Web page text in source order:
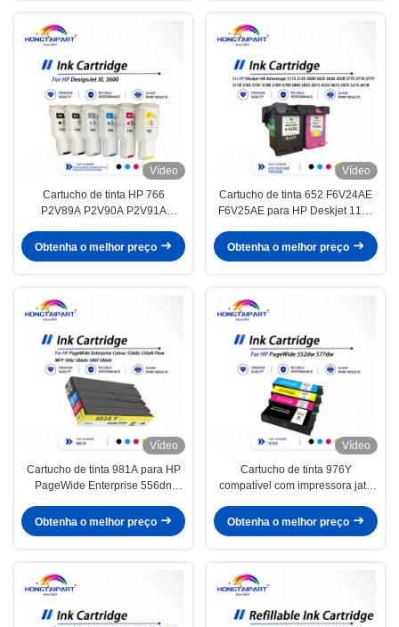
Vídeo
Cartucho de tinta HP 766
P2V89A P2V90A P2V91A
XL 3600
Obtenha o melhor preço
Vídeo
Cartucho de tinta 652 F6V24AE
F6V25AE para HP Deskjet 1115
Obtenha o melhor preço
Vídeo
Cartucho de tinta 981A para HP
PageWide Enterprise 556dn
Obtenha o melhor preço
Vídeo
Cartucho de tinta 976Y
compatível com impressora jato
577dw
Obtenha o melhor preço